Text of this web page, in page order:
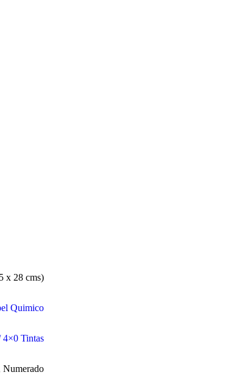
x 28 cms)
Quimico
4×0 Tintas
Numerado